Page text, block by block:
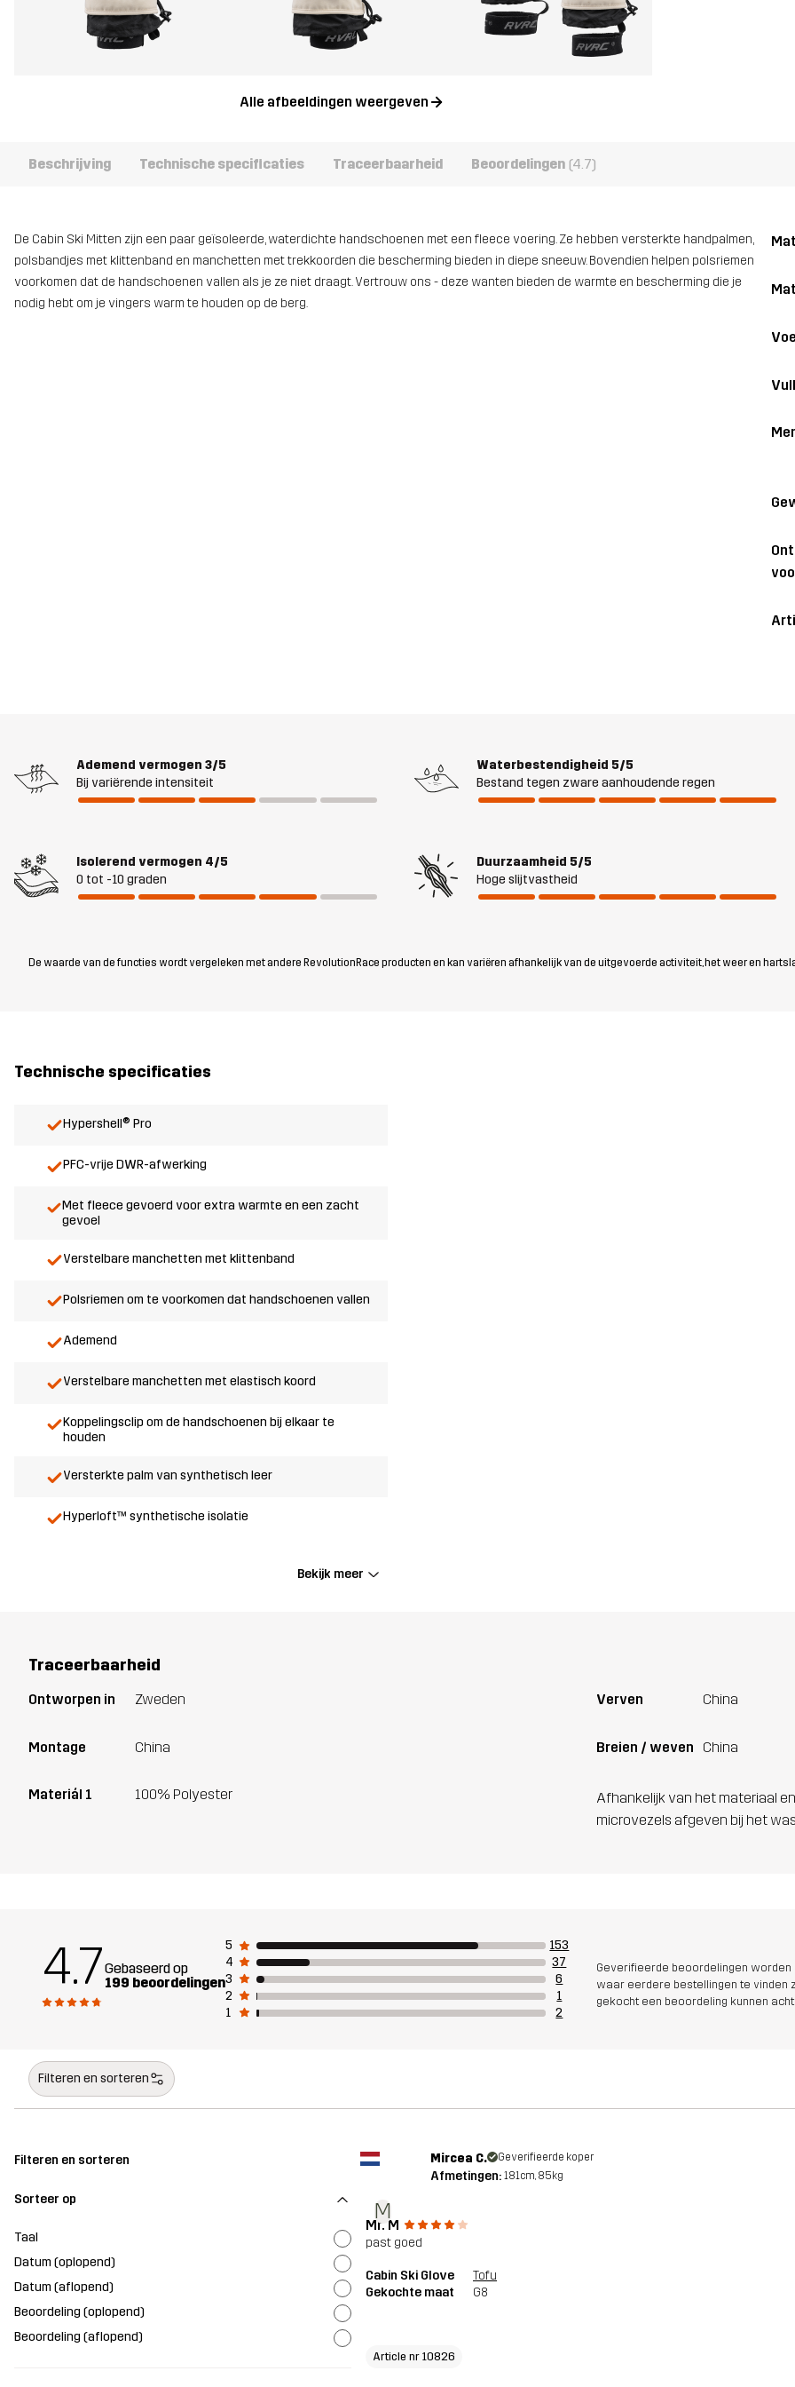
Alle afbeeldingen weergeven
Beschrijving Technische specificaties Traceerbaarheid Beoordelingen (4.7)
De Cabin Ski Mitten zijn een paar geïsoleerde, waterdichte handschoenen met een fleece voering. Ze hebben versterkte handpalmen,
polsbandjes met klittenband en manchetten met trekkoorden die bescherming bieden in diepe sneeuw. Bovendien helpen polsriemen
voorkomen dat de handschoenen vallen als je ze niet draagt. Vertrouw ons - deze wanten bieden de warmte en bescherming die je
nodig hebt om je vingers warm te houden op de berg.
Ademend vermogen 3/5
Bij variërende intensiteit
Waterbestendigheid 5/5
Bestand tegen zware aanhoudende regen
Isolerend vermogen 4/5
0 tot -10 graden
Duurzaamheid 5/5
Hoge slijtvastheid
De waarde van de functies wordt vergeleken met andere RevolutionRace producten en kan variëren afhankelijk van de uitgevoerde activiteit, het weer en
Technische specificaties
Hypershell® Pro
PFC-vrije DWR-afwerking
Met fleece gevoerd voor extra warmte en een zacht
gevoel
Verstelbare manchetten met klittenband
Polsriemen om te voorkomen dat handschoenen vallen
Ademend
Verstelbare manchetten met elastisch koord
Koppelingsclip om de handschoenen bij elkaar te
houden
Versterkte palm van synthetisch leer
Hyperloft™ synthetische isolatie
Bekijk meer
Traceerbaarheid
Ontworpen in Zweden
Montage China
Materiál 1 100% Polyester
Verven China
Breien / weven China
Afhankelijk van het materiaal
microvezels afgeven bij het
4.7Gebaseerd op
199 beoordelingen
5
153
4
37
3
6
2
1
1
2
Geverifieerde beoordelingen worden
waar eerdere bestellingen te vinden
gekocht een beoordeling kunnen
Filteren en sorteren
Filteren en sorteren
Sorteer op
Taal
Datum (oplopend)
Datum (aflopend)
Beoordeling (oplopend)
Beoordeling (aflopend)
M
Mircea C. Geverifieerde koper
Afmetingen: 181cm, 85kg
Mr. M
past goed
Cabin Ski Glove
Tofu
Gekochte maat
G8
Article nr 10826